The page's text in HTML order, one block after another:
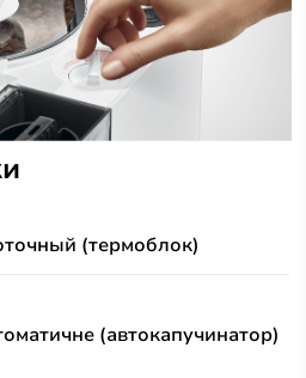
(термоблок)
(автокапучинатор)